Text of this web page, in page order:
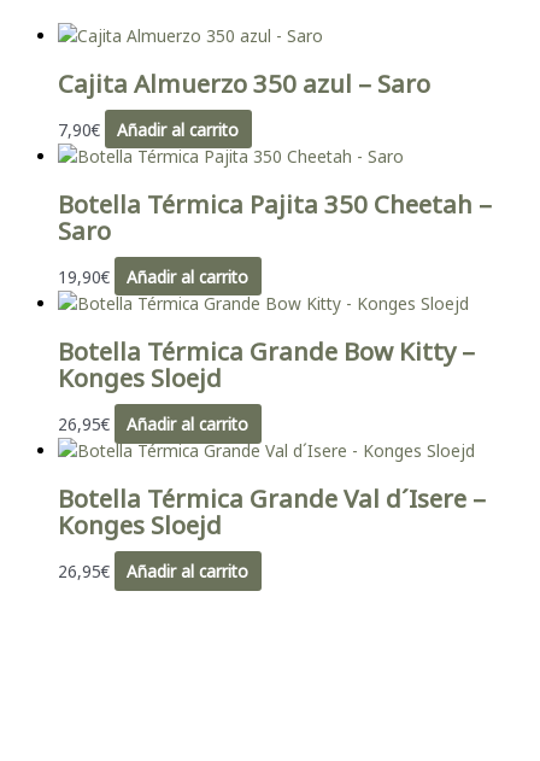
Cajita Almuerzo 350 azul – Saro
7,90€ Añadir al carrito
Botella Térmica Pajita 350 Cheetah –
Saro
19,90€ Añadir al carrito
Botella Térmica Grande Bow Kitty –
Konges Sloejd
26,95€ Añadir al carrito
Botella Térmica Grande Val d´Isere –
Konges Sloejd
26,95€ Añadir al carrito